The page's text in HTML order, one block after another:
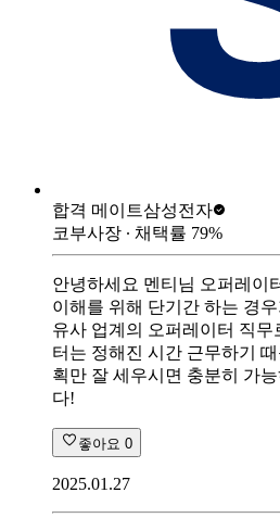
합격 메이트삼성전자
코부사장 ∙ 채택률 79%
안녕하세요 멘티님 오퍼레이
이해를 위해 단기간 하는 경
유사 업계의 오퍼레이터 직무
터는 정해진 시간 근무하기
획만 잘 세우시면 충분히 가
다!
좋아요 0
2025.01.27